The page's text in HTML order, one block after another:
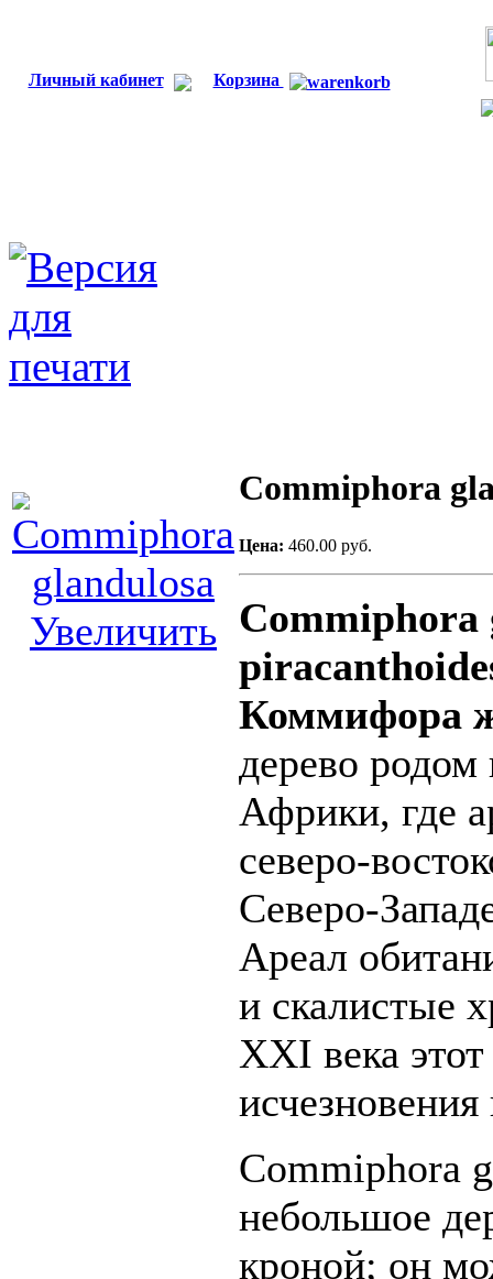
Личный кабинет Корзина
Увеличить
Commiphora
Цена: 460.00 руб.
Commiphora
Коммифора
дерево
Африки, где
северо-
Северо-
Ареал
и скалистые
XXI века
Commiphora
небольшое
кроной; он